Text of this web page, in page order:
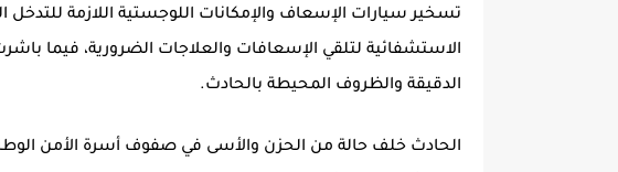
تسخير سيارات الإسعاف والإمكانات اللوجستية اللازمة
الاستشفائية لتلقي الإسعافات والعلاجات الضرورية، فيما
الدقيقة والظروف المحيطة بالحادث.
الحادث خلف حالة من الحزن والأسى في صفوف أسرة الأمن الوطني